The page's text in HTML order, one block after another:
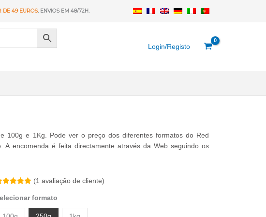
DE 49 EUROS. ENVIOS EM 48/72H.
Login/Registo
100g e 1Kg. Pode ver o preço dos diferentes formatos do Red
A encomenda é feita directamente através da Web seguindo os
5.00em
(1 avaliação de cliente)
formato